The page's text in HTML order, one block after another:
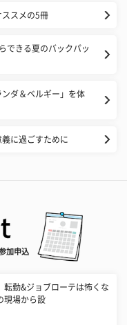
スメの5冊
できる夏のバックパッ
ンダ＆ベルギー」を体
に過ごすために
加申込
転勤&ジョブローテは怖くな
現場から設